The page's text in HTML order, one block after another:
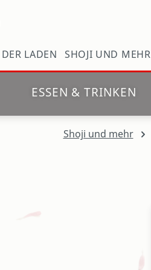
DER LADEN SHOJI UND MEHR
ESSEN & TRINKEN
Shoji und mehr